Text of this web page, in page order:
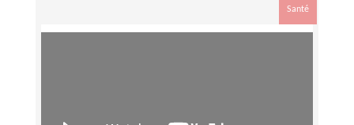
Santé